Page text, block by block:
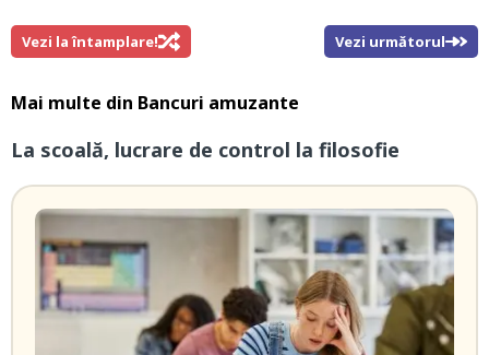
Vezi la întamplare! Vezi următorul
Mai multe din Bancuri amuzante
La scoală, lucrare de control la filosofie